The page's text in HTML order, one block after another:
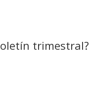
trimestral?